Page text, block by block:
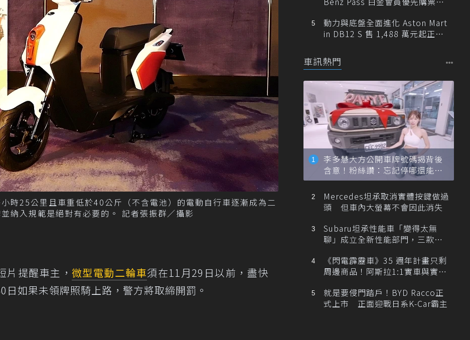
時25公里且車重低於40公斤（不含電池）的電動自行車逐漸成為二
納入規範是絕對有必要的。 記者張振群／攝影
片提醒車主， 微型電動二輪車須在11月29日以前，盡快
如果未領牌照騎上路，警方將取締開罰。
動力與底盤全面進化 Aston Mart
in DB12 S 售 1,488 萬元起正式
車訊熱門
李多慧大方公開車牌號碼揭背後
含意！粉絲讚：忘記停哪還能幫
忙找車
Mercedes坦承取消實體按鍵做過
頭 但車內大螢幕不會因此消失
Subaru坦承性能車「變得太無
聊」成立全新性能部門，三款手
《閃電霹靂車》35 週年計畫只剩
周邊商品！阿斯拉1:1實車與實體
就是要侵門踏戶！BYD Racco正
式上市 正面迎戰日系K-Car霸主